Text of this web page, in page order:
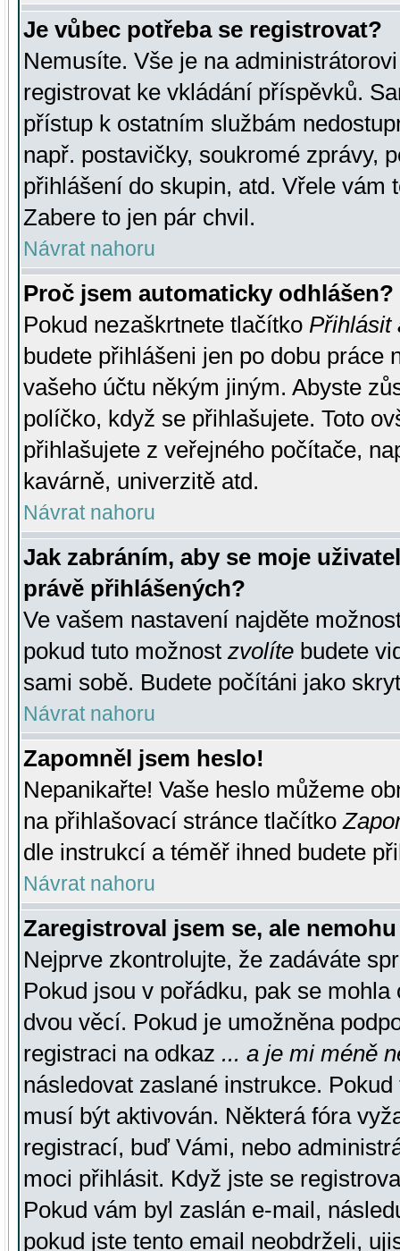
Je vůbec potřeba se registrovat?
Nemusíte. Vše je na
registrovat ke vkládání příspěvků.
přístup k ostatním službám
např. postavičky, soukromé zprávy,
přihlášení do skupin, atd. Vřele vám
Zabere to jen pár chvil.
Návrat nahoru
Proč jsem automaticky odhlášen?
Pokud nezaškrtnete tlačítko Přihlásit
budete přihlášeni jen po dobu práce
vašeho účtu někým jiným. Abyste
políčko, když se přihlašujete. Toto
přihlašujete z veřejného počítače,
kavárně, univerzitě atd.
Návrat nahoru
Jak zabráním, aby se moje
právě přihlášených?
Ve vašem nastavení najděte
pokud tuto možnost zvolíte budete
sami sobě. Budete počítáni jako
Návrat nahoru
Zapomněl jsem heslo!
Nepanikařte! Vaše heslo můžeme
na přihlašovací stránce tlačítko
dle instrukcí a téměř ihned budete
Návrat nahoru
Zaregistroval jsem se, ale
Nejprve zkontrolujte, že zadáváte
Pokud jsou v pořádku, pak se
dvou věcí. Pokud je umožněna
registraci na odkaz ... a je mi méně
následovat zaslané instrukce.
musí být aktivován. Některá fóra
registrací, buď Vámi, nebo
moci přihlásit. Když jste se
Pokud vám byl zaslán e-mail,
pokud jste tento email neobdrželi,